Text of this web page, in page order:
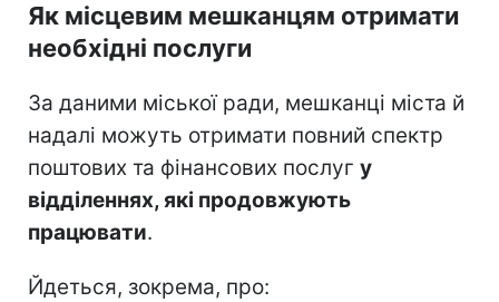
Як місцевим мешканцям отримати
необхідні послуги
За даними міської ради, мешканці міста й
надалі можуть отримати повний спектр
поштових та фінансових послуг у
відділеннях, які продовжують
працювати.
Йдеться, зокрема, про: